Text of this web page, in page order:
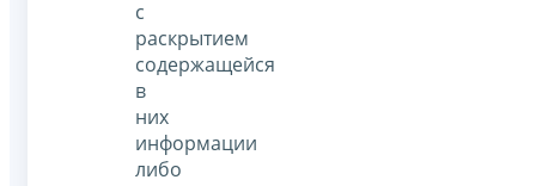
с
раскрытием
содержащейся
в
них
информации
либо